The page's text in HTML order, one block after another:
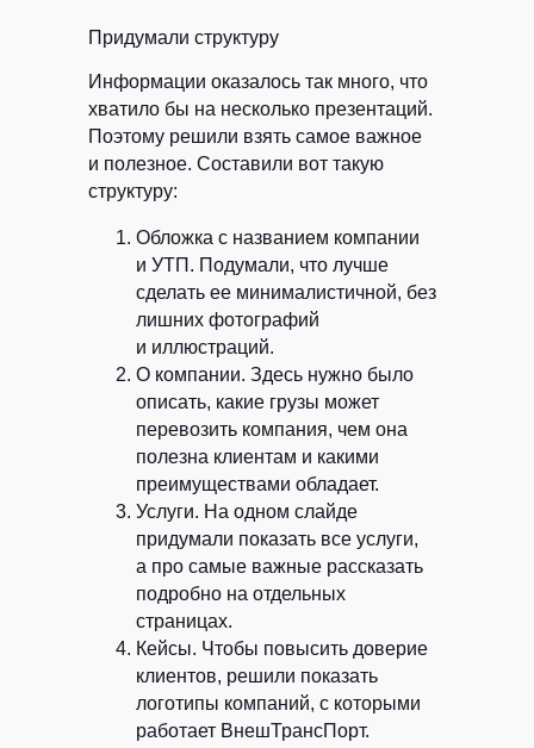
Придумали структуру
Информации оказалось так много, что
хватило бы на несколько презентаций.
Поэтому решили взять самое важное
и полезное. Составили вот такую
структуру:
Обложка с названием компании
и УТП. Подумали, что лучше
сделать ее минималистичной, без
лишних фотографий
и иллюстраций.
О компании. Здесь нужно было
описать, какие грузы может
перевозить компания, чем она
полезна клиентам и какими
преимуществами обладает.
Услуги. На одном слайде
придумали показать все услуги,
а про самые важные рассказать
подробно на отдельных
страницах.
Кейсы. Чтобы повысить доверие
клиентов, решили показать
логотипы компаний, с которыми
работает ВнешТрансПорт.